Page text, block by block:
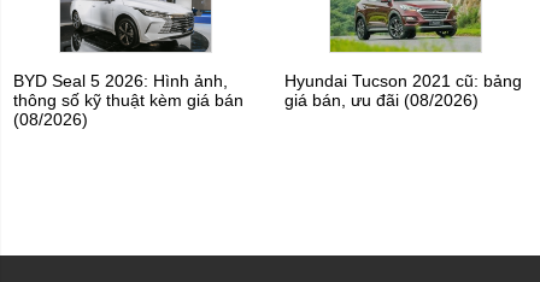
BYD Seal 5 2026: Hình ảnh,
thông số kỹ thuật kèm giá bán
(08/2026)
Hyundai Tucson 2021 cũ: bảng
giá bán, ưu đãi (08/2026)